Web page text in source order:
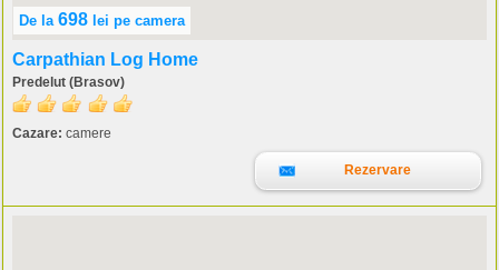
De la 698 lei pe camera
Carpathian Log Home
Predelut (Brasov)
Cazare: camere
Rezervare